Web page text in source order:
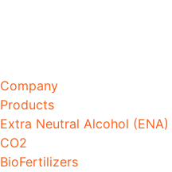
Company
Products
Extra Neutral Alcohol (ENA)
CO2
BioFertilizers